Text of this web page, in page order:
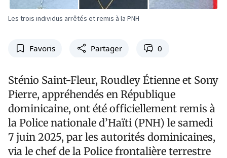
Les trois individus arrêtés et remis à la PNH
Favoris Partager 0
Sténio Saint-Fleur, Roudley Étienne et Sony
Pierre, appréhendés en République
dominicaine, ont été officiellement remis à
la Police nationale d’Haïti (PNH) le samedi
7 juin 2025, par les autorités dominicaines,
via le chef de la Police frontalière terrestre